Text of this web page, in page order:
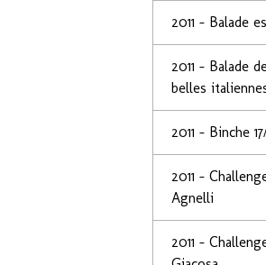
2011 - Balade
2011 - Balade
belles
2011 - Binche
2011 -
Agnelli
2011 -